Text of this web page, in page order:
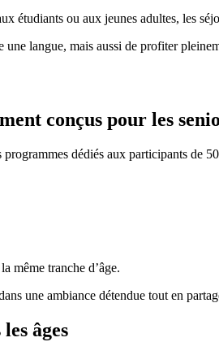
étudiants ou aux jeunes adultes, les
une langue, mais aussi de profiter
conçus pour les
dédiés aux participants de
même tranche d’âge.
une ambiance détendue tout en
âges